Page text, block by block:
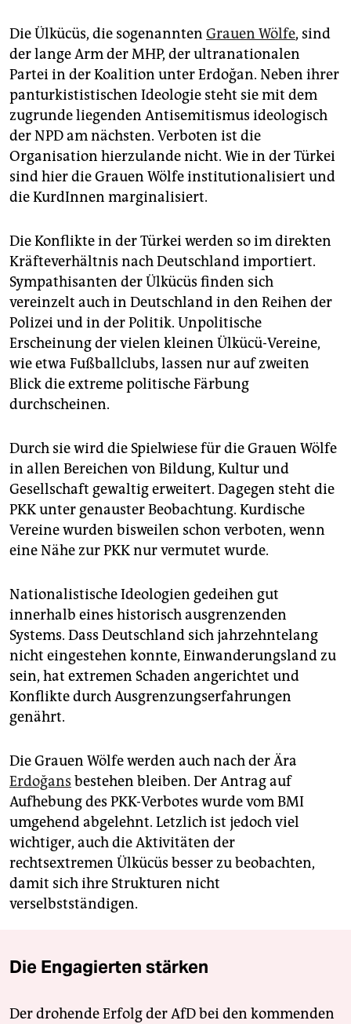
Die Ülkücüs, die sogenannten Grauen Wölfe, sind
der lange Arm der MHP, der ultranationalen
Partei in der Koalition unter Erdoğan. Neben ihrer
panturkististischen Ideologie steht sie mit dem
zugrunde liegenden Antisemitismus ideologisch
der NPD am nächsten. Verboten ist die
Organisation hierzulande nicht. Wie in der Türkei
sind hier die Grauen Wölfe institutionalisiert und
die KurdInnen marginalisiert.
Die Konflikte in der Türkei werden so im direkten
Kräfteverhältnis nach Deutschland importiert.
Sympathisanten der Ülkücüs finden sich
vereinzelt auch in Deutschland in den Reihen der
Polizei und in der Politik. Unpolitische
Erscheinung der vielen kleinen Ülkücü-Vereine,
wie etwa Fußballclubs, lassen nur auf zweiten
Blick die extreme politische Färbung
durchscheinen.
Durch sie wird die Spielwiese für die Grauen Wölfe
in allen Bereichen von Bildung, Kultur und
Gesellschaft gewaltig erweitert. Dagegen steht die
PKK unter genauster Beobachtung. Kurdische
Vereine wurden bisweilen schon verboten, wenn
eine Nähe zur PKK nur vermutet wurde.
Nationalistische Ideologien gedeihen gut
innerhalb eines historisch ausgrenzenden
Systems. Dass Deutschland sich jahrzehntelang
nicht eingestehen konnte, Einwanderungsland zu
sein, hat extremen Schaden angerichtet und
Konflikte durch Ausgrenzungserfahrungen
genährt.
Die Grauen Wölfe werden auch nach der Ära
Erdoğans bestehen bleiben. Der Antrag auf
Aufhebung des PKK-Verbotes wurde vom BMI
umgehend abgelehnt. Letzlich ist jedoch viel
wichtiger, auch die Aktivitäten der
rechtsextremen Ülkücüs besser zu beobachten,
damit sich ihre Strukturen nicht
verselbstständigen.
Die Engagierten stärken
Der drohende Erfolg der AfD bei den kommenden